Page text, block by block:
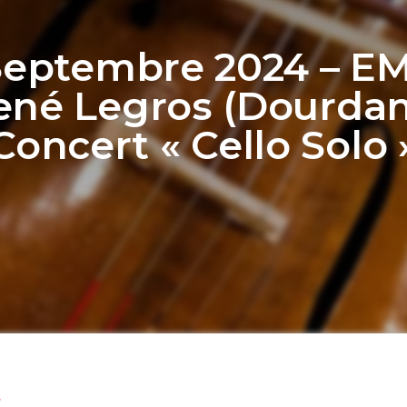
2024 –
Legros
« Cello Solo